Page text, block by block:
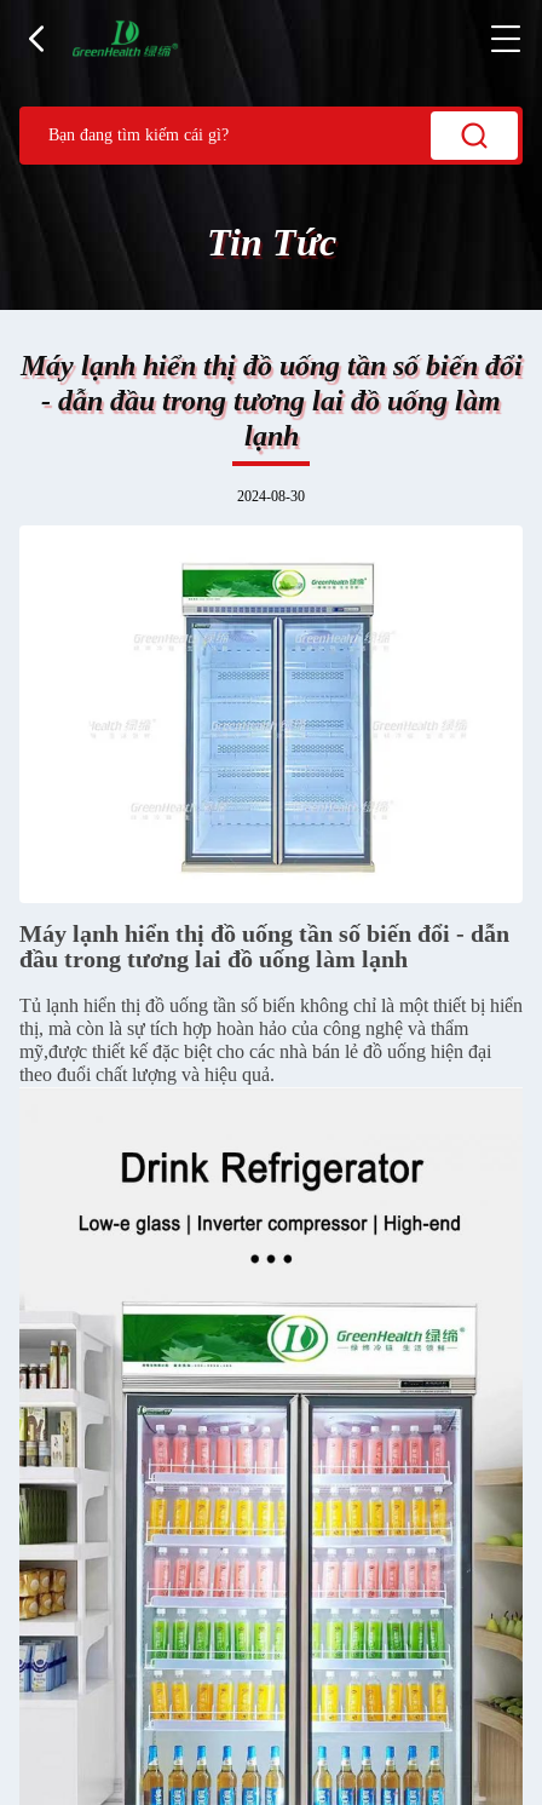
Tin Tức
Máy lạnh hiển thị đồ uống tần số biến đổi
- dẫn đầu trong tương lai đồ uống làm
lạnh
2024-08-30
Máy lạnh hiển thị đồ uống tần số biến đổi - dẫn
đầu trong tương lai đồ uống làm lạnh
Tủ lạnh hiển thị đồ uống tần số biến không chỉ là một thiết bị hiển
thị, mà còn là sự tích hợp hoàn hảo của công nghệ và thẩm
mỹ,được thiết kế đặc biệt cho các nhà bán lẻ đồ uống hiện đại
theo đuổi chất lượng và hiệu quả.